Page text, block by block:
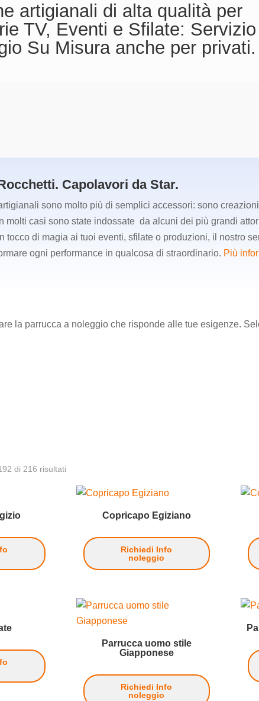
artigianali di alta qualità per
TV, Eventi e Sfilate: Servizio
Su Misura anche per privati.
Capolavori da Star.
sono molto più di semplici accessori: sono
molti casi sono state indossate da alcuni dei più grandi
tocco di magia ai tuoi eventi, sfilate o produzioni, il nostro
ogni performance in qualcosa di straordinario. Più
la parrucca a noleggio che risponde alle tue esigenze.
di 216 risultati
Copricapo Egiziano
Richiedi Info
noleggio
Parrucca uomo stile
Giapponese
Richiedi Info
noleggio